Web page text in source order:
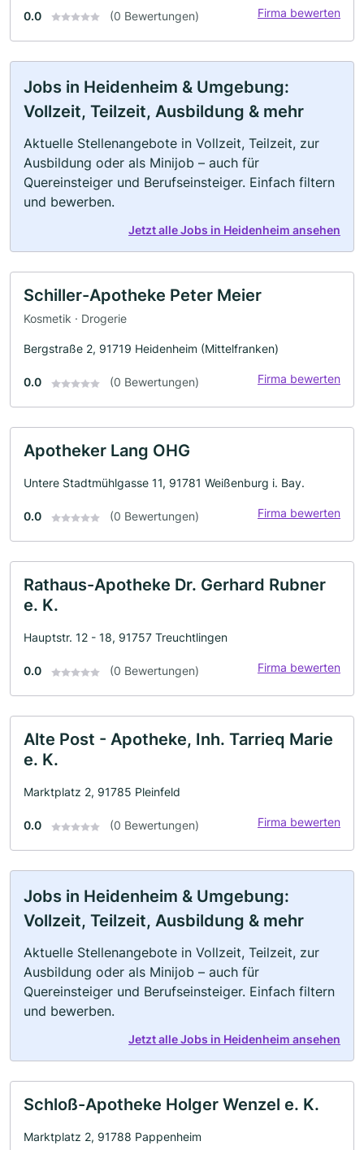
0.0 (0 Bewertungen) Firma bewerten
Jobs in Heidenheim & Umgebung:
Vollzeit, Teilzeit, Ausbildung & mehr
Aktuelle Stellenangebote in Vollzeit, Teilzeit, zur
Ausbildung oder als Minijob – auch für
Quereinsteiger und Berufseinsteiger. Einfach filtern
und bewerben.
Jetzt alle Jobs in Heidenheim ansehen
Schiller-Apotheke Peter Meier
Kosmetik · Drogerie
Bergstraße 2, 91719 Heidenheim (Mittelfranken)
0.0 (0 Bewertungen) Firma bewerten
Apotheker Lang OHG
Untere Stadtmühlgasse 11, 91781 Weißenburg i. Bay.
0.0 (0 Bewertungen) Firma bewerten
Rathaus-Apotheke Dr. Gerhard Rubner
e. K.
Hauptstr. 12 - 18, 91757 Treuchtlingen
0.0 (0 Bewertungen) Firma bewerten
Alte Post - Apotheke, Inh. Tarrieq Marie
e. K.
Marktplatz 2, 91785 Pleinfeld
0.0 (0 Bewertungen) Firma bewerten
Jobs in Heidenheim & Umgebung:
Vollzeit, Teilzeit, Ausbildung & mehr
Aktuelle Stellenangebote in Vollzeit, Teilzeit, zur
Ausbildung oder als Minijob – auch für
Quereinsteiger und Berufseinsteiger. Einfach filtern
und bewerben.
Jetzt alle Jobs in Heidenheim ansehen
Schloß-Apotheke Holger Wenzel e. K.
Marktplatz 2, 91788 Pappenheim